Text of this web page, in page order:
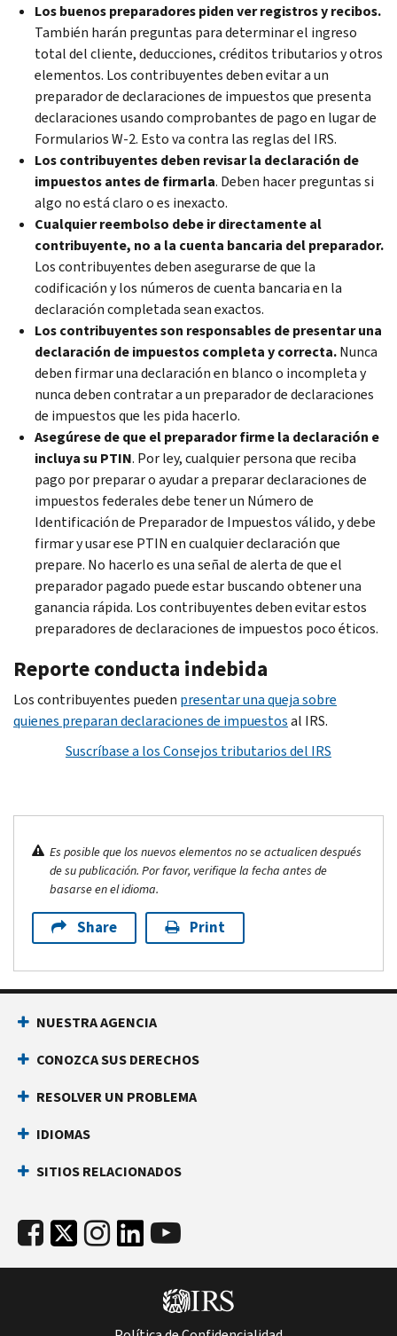
Los buenos preparadores piden ver registros y recibos.
También harán preguntas para determinar el ingreso
total del cliente, deducciones, créditos tributarios y otros
elementos. Los contribuyentes deben evitar a un
preparador de declaraciones de impuestos que presenta
declaraciones usando comprobantes de pago en lugar de
Formularios W-2. Esto va contra las reglas del IRS.
Los contribuyentes deben revisar la declaración de
impuestos antes de firmarla. Deben hacer preguntas si
algo no está claro o es inexacto.
Cualquier reembolso debe ir directamente al
contribuyente, no a la cuenta bancaria del preparador.
Los contribuyentes deben asegurarse de que la
codificación y los números de cuenta bancaria en la
declaración completada sean exactos.
Los contribuyentes son responsables de presentar una
declaración de impuestos completa y correcta.Nunca
deben firmar una declaración en blanco o incompleta y
nunca deben contratar a un preparador de declaraciones
de impuestos que les pida hacerlo.
Asegúrese de que el preparador firme la declaración e
incluya su PTIN. Por ley, cualquier persona que reciba
pago por preparar o ayudar a preparar declaraciones de
impuestos federales debe tener un Número de
Identificación de Preparador de Impuestos válido, y debe
firmar y usar ese PTIN en cualquier declaración que
prepare. No hacerlo es una señal de alerta de que el
preparador pagado puede estar buscando obtener una
ganancia rápida. Los contribuyentes deben evitar estos
preparadores de declaraciones de impuestos poco éticos.
Reporte conducta indebida
Los contribuyentes pueden presentar una queja sobre
quienes preparan declaraciones de impuestosal IRS.
Suscríbase a los Consejos tributarios del IRS
Es posible que los nuevos elementos no se actualicen después
de su publicación. Por favor, verifique la fecha antes de
basarse en el idioma.
Share Print
NUESTRA AGENCIA
CONOZCA SUS DERECHOS
RESOLVER UN PROBLEMA
IDIOMAS
SITIOS RELACIONADOS